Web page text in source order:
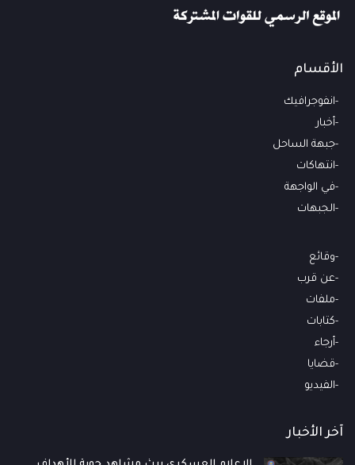
الأقسام
انفوجرافيك
أخبار
جبهة الساحل
انتهاكات
في الواجهة
الجبهات
وقائع
عن قرب
ملفات
كتابات
أرجاء
قضايا
الفيديو
آخر الأخبار